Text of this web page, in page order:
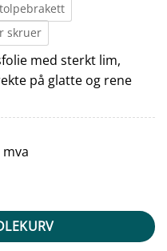
skruer
med sterkt lim,
på glatte og rene
mva
antall